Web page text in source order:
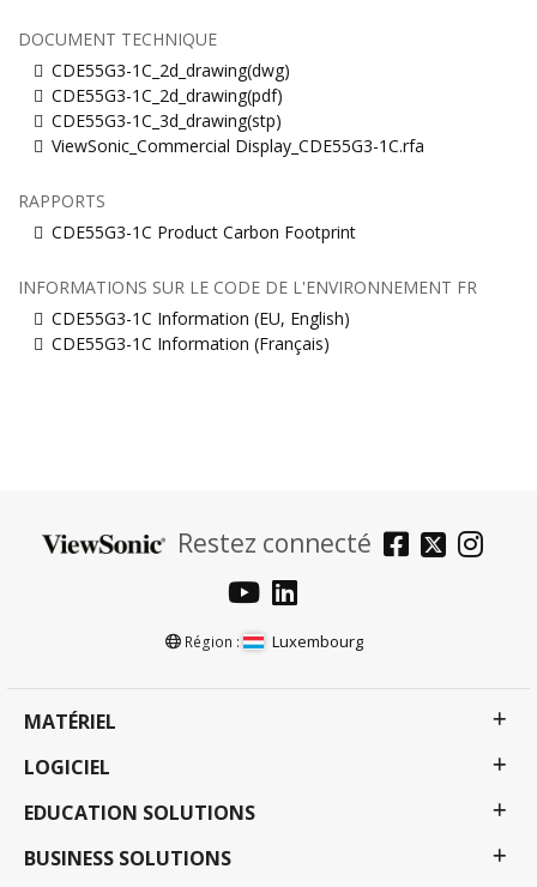
DOCUMENT TECHNIQUE
CDE55G3-1C_2d_drawing(dwg)
CDE55G3-1C_2d_drawing(pdf)
CDE55G3-1C_3d_drawing(stp)
ViewSonic_Commercial Display_CDE55G3-1C.rfa
RAPPORTS
CDE55G3-1C Product Carbon Footprint
INFORMATIONS SUR LE CODE DE L'ENVIRONNEMENT FR
CDE55G3-1C Information (EU, English)
CDE55G3-1C Information (Français)
Restez connecté
Région : Luxembourg
MATÉRIEL
LOGICIEL
EDUCATION SOLUTIONS
BUSINESS SOLUTIONS